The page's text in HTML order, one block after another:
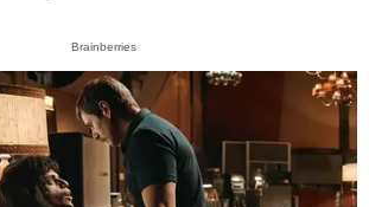
Brainberries